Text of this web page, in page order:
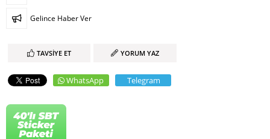
Gelince Haber Ver
TAVSIYE ET YORUM YAZ
WhatsApp Telegram